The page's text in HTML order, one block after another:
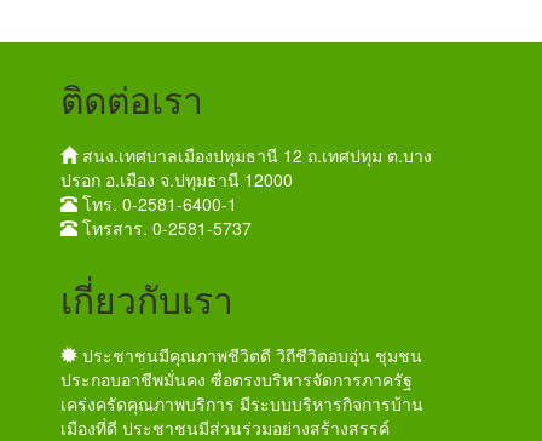
ติดต่อเรา
สนง.เทศบาลเมืองปทุมธานี 12 ถ.เทศปทุม ต.บาง
ปรอก อ.เมือง จ.ปทุมธานี 12000
โทร. 0-2581-6400-1
โทรสาร. 0-2581-5737
เกี่ยวกับเรา
ประชาชนมีคุณภาพชีวิตดี วิถีชีวิตอบอุ่น ชุมชน
ประกอบอาชีพมั่นคง ซื่อตรงบริหารจัดการภาครัฐ
เคร่งครัดคุณภาพบริการ มีระบบบริหารกิจการบ้าน
เมืองที่ดี ประชาชนมีส่วนร่วมอย่างสร้างสรรค์